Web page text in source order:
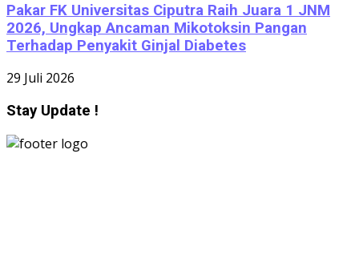
Pakar FK Universitas Ciputra Raih Juara 1 JNM
2026, Ungkap Ancaman Mikotoksin Pangan
Terhadap Penyakit Ginjal Diabetes
29 Juli 2026
Stay Update !